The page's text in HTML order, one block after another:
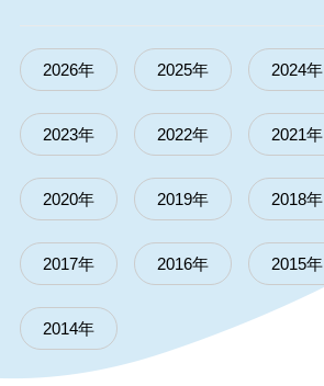
2026年 2025年 2024年
2023年 2022年 2021年
2020年 2019年 2018年
2017年 2016年 2015年
2014年